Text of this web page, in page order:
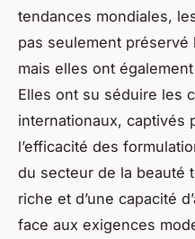
tendances mondiales,
pas seulement préservé
mais elles ont
Elles ont su séduire les
internationaux, captivés
l’efficacité des
du secteur de la beauté
riche et d’une capacité
face aux exigences